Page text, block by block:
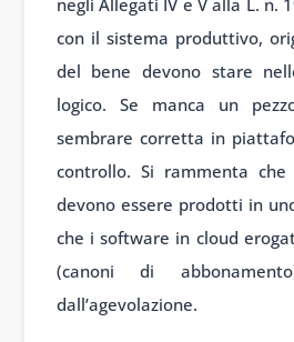
negli Allegati IV e V alla L. n.
con il sistema produttivo,
del bene devono stare
logico. Se manca un
sembrare corretta in
controllo. Si rammenta
devono essere prodotti in
che i software in cloud
(canoni di
dall’agevolazione.